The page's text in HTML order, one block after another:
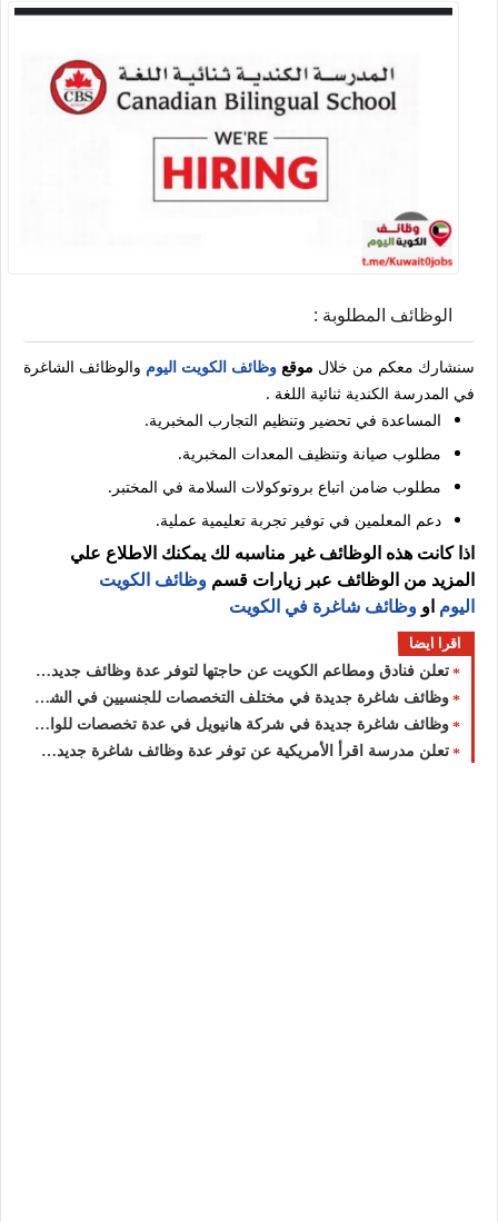
الوظائف المطلوبة :
سنشارك معكم من خلال موقع وظائف الكويت اليوم والوظائف الشاغرة
في المدرسة الكندية ثنائية اللغة .
المساعدة في تحضير وتنظيم التجارب المخبرية.
مطلوب صيانة وتنظيف المعدات المخبرية.
مطلوب ضامن اتباع بروتوكولات السلامة في المختبر.
دعم المعلمين في توفير تجربة تعليمية عملية.
اذا كانت هذه الوظائف غير مناسبه لك يمكنك الاطلاع علي
المزيد من الوظائف عبر زيارات قسم وظائف الكويت
اليوم او وظائف شاغرة في الكويت
اقرا ايضا
تعلن فنادق ومطاعم الكويت عن حاجتها لتوفر عدة وظائف جديدة في مختلف التخصصات بمجالات المطاعم والفنادق في الكويت
وظائف شاغرة جديدة في مختلف التخصصات للجنسيين في الشركة الكويتية لاستيراد السيارات للمقيمين والوافدين في الكويت
وظائف شاغرة جديدة في شركة هانيويل في عدة تخصصات للوافدين والمقيمين والأجانب في الكويت لعام 2026
تعلن مدرسة اقرأ الأمريكية عن توفر عدة وظائف شاغرة جديدة في العديد من التخصصات في الكويت